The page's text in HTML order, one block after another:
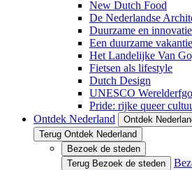
New Dutch Food
De Nederlandse
Duurzame en
Een duurzame vakantie
Het Landelijke Van
Fietsen als lifestyle
Dutch Design
UNESCO
Pride: rijke queer
Ontdek Nederland
Ontdek
Terug Ontdek Nederland
Bezoek de steden
Terug Bezoek de steden